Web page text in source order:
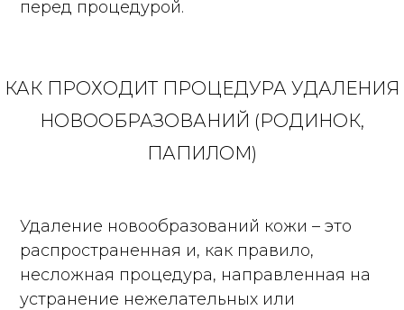
перед процедурой.
КАК ПРОХОДИТ ПРОЦЕДУРА УДАЛЕНИЯ
НОВООБРАЗОВАНИЙ (РОДИНОК,
ПАПИЛОМ)
Удаление новообразований кожи – это
распространенная и, как правило,
несложная процедура, направленная на
устранение нежелательных или